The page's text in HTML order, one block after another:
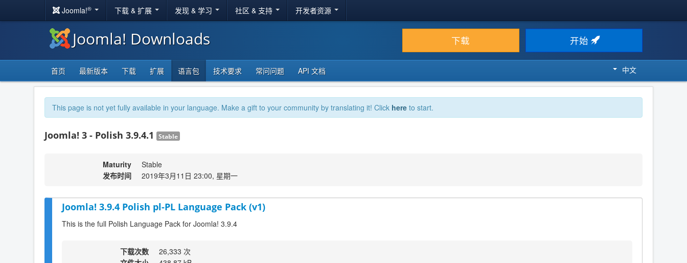
Joomla!® 下载 & 扩展 发现 & 学习 社区 & 支持 开发者资源
Joomla! Downloads 下载 开始
首页 最新版本 下载 扩展 语言包 技术要求 常问问题 API 文档 中文
This page is not yet fully available in your language. Make a gift to your community by translating it! Click here to start.
Joomla! 3 - Polish 3.9.4.1 Stable
Maturity
Stable
发布时间
2019年3月11日 23:00, 星期一
Joomla! 3.9.4 Polish pl-PL Language Pack (v1)
This is the full Polish Language Pack for Joomla! 3.9.4
下载次数
26,333 次